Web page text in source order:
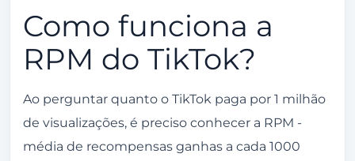
Como funciona a
RPM do TikTok?
Ao perguntar quanto o TikTok paga por 1 milhão
de visualizações, é preciso conhecer a RPM -
média de recompensas ganhas a cada 1000